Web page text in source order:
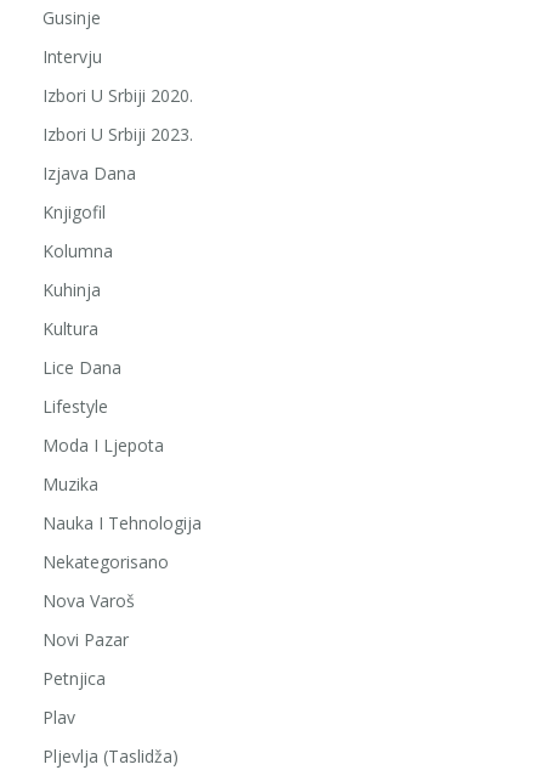
Gusinje
Intervju
Izbori U Srbiji 2020.
Izbori U Srbiji 2023.
Izjava Dana
Knjigofil
Kolumna
Kuhinja
Kultura
Lice Dana
Lifestyle
Moda I Ljepota
Muzika
Nauka I Tehnologija
Nekategorisano
Nova Varoš
Novi Pazar
Petnjica
Plav
Pljevlja (Taslidža)